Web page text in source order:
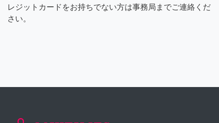
レジットカードをお持ちでない方は事務局までご連絡くだ
さい。